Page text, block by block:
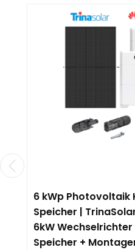
6 kWp
Speicher |
6kW
Speicher +